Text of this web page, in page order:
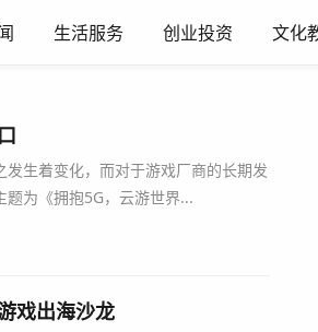
生活服务 创业投资 文化
生着变化，而对于游戏厂商的长期发
为《拥抱5G，云游世界...
戏出海沙龙